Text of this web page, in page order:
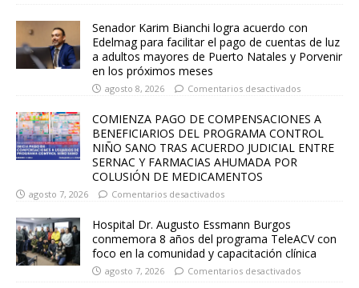
Senador Karim Bianchi logra acuerdo con
Edelmag para facilitar el pago de cuentas de luz
a adultos mayores de Puerto Natales y Porvenir
en los próximos meses
agosto 8, 2026 Comentarios desactivados
COMIENZA PAGO DE COMPENSACIONES A
BENEFICIARIOS DEL PROGRAMA CONTROL
NIÑO SANO TRAS ACUERDO JUDICIAL ENTRE
SERNAC Y FARMACIAS AHUMADA POR
COLUSIÓN DE MEDICAMENTOS
agosto 7, 2026 Comentarios desactivados
Hospital Dr. Augusto Essmann Burgos
conmemora 8 años del programa TeleACV con
foco en la comunidad y capacitación clínica
agosto 7, 2026 Comentarios desactivados